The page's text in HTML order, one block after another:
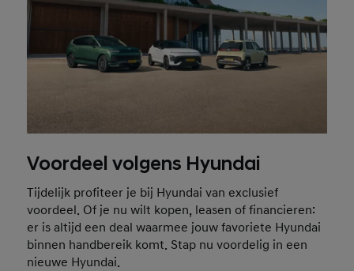
Voordeel volgens Hyundai
Tijdelijk profiteer je bij Hyundai van exclusief
voordeel. Of je nu wilt kopen, leasen of financieren:
er is altijd een deal waarmee jouw favoriete Hyundai
binnen handbereik komt. Stap nu voordelig in een
nieuwe Hyundai.